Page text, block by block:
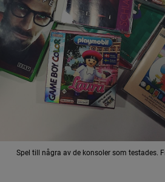
Spel till några av de konsoler som testades.